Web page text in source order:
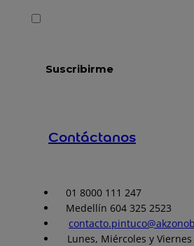
Contáctanos
01 8000 111 247
Medellín 604 325 2523
Lunes, Miércoles y